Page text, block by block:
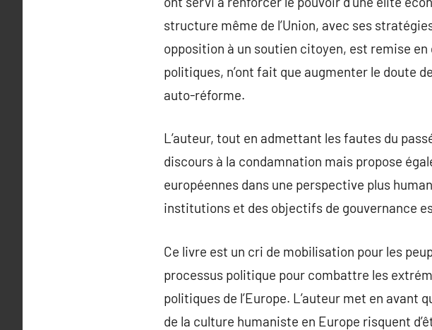
structure même de l’Union, avec ses
opposition à un soutien citoyen, est remise
politiques, n’ont fait que augmenter le doute
auto-réforme.
L’auteur, tout en admettant les fautes du
discours à la condamnation mais propose
européennes dans une perspective plus
institutions et des objectifs de gouvernance
Ce livre est un cri de mobilisation pour les
processus politique pour combattre les
politiques de l’Europe. L’auteur met en
de la culture humaniste en Europe risquent